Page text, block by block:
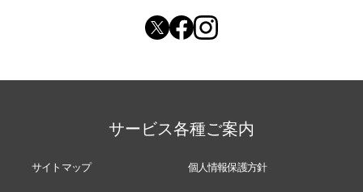
サービス各種ご案内
サイトマップ 個人情報保護方針